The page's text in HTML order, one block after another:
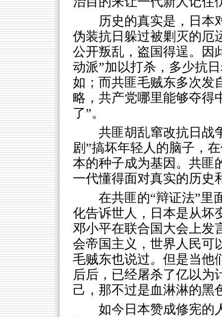
历史的真实是，日本
伪装抗日躲过被剿灭的厄
公开叛乱，盗国得逞。因
动派”加以打杀，多少抗
如；而共匪毛贼东多次发
略，共产党哪里能够夺得
了”。
共匪胡乱窜改抗日战
剧”搞坏年轻人的脑子，
本的种子成为基因。共匪
一代懂得面对真实的历史
在共匪的“辩证法”里
化告诉世人，日本是从坏
邓小平在联合国大会上发
会帝国主义，世界人民可
毛贼东也说过。但是当他
后后，已经屠杀了亿以为
己，那不过是血淋淋的黑
如今日本赞成修宪的